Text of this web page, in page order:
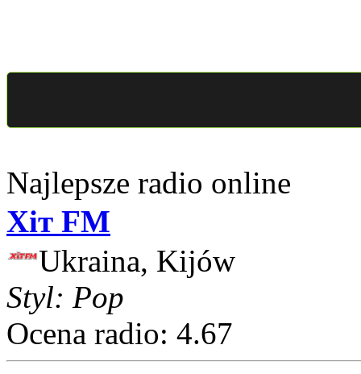
Najlepsze radio online
Хіт FM
Ukraina, Kijów
Styl: Pop
Ocena radio: 4.67